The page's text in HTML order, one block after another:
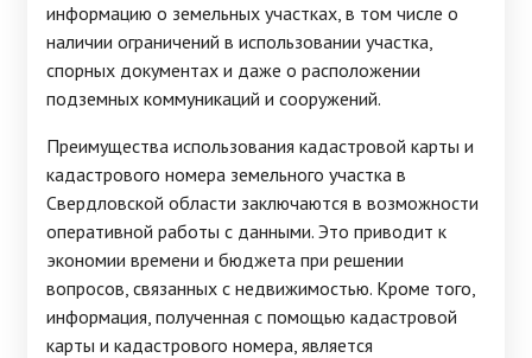
информацию о земельных участках, в том числе о
наличии ограничений в использовании участка,
спорных документах и даже о расположении
подземных коммуникаций и сооружений.
Преимущества использования кадастровой карты и
кадастрового номера земельного участка в
Свердловской области заключаются в возможности
оперативной работы с данными. Это приводит к
экономии времени и бюджета при решении
вопросов, связанных с недвижимостью. Кроме того,
информация, полученная с помощью кадастровой
карты и кадастрового номера, является